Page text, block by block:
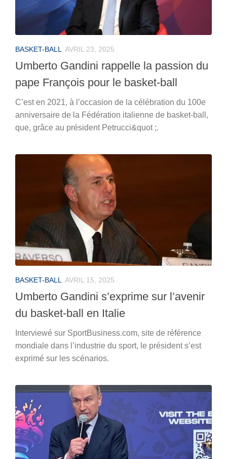
BASKET-BALL AVRIL 23, 2025
Umberto Gandini rappelle la passion du
pape François pour le basket-ball
C’est en 2021, à l’occasion de la célébration du 100e
anniversaire de la Fédération italienne de basket-ball,
que, grâce au président Petrucci&quot ;.
BASKET-BALL AVRIL 15, 2025
Umberto Gandini s’exprime sur l’avenir
du basket-ball en Italie
Interviewé sur SportBusiness.com, site de référence
mondiale dans l’industrie du sport, le président s’est
exprimé sur les scénarios.